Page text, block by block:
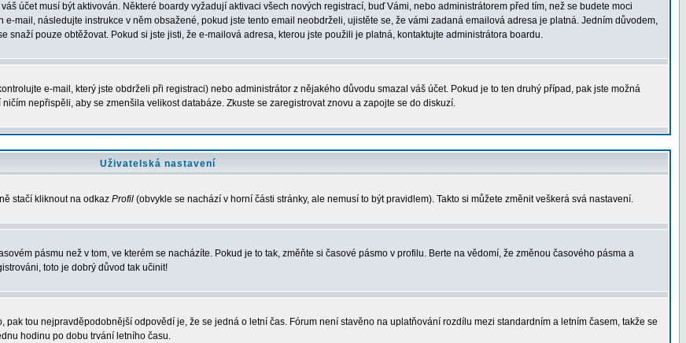
účet musí být aktivován. Některé boardy vyžadují aktivaci všech nových registrací, buď Vámi, nebo administrátorem před tím, než se budete moci
mail, následujte instrukce v něm obsažené, pokud jste tento email neobdrželi, ujistěte se, že vámi zadaná emailová adresa je platná. Jedním důvodem,
snaží pouze obtěžovat. Pokud si jste jisti, že e-mailová adresa, kterou jste použili je platná, kontaktujte administrátora boardu.
e-mail, který jste obdrželi při registraci) nebo administrátor z nějakého důvodu smazal váš účet. Pokud je to ten druhý případ, pak jste možná
nepřispěli, aby se zmenšila velikost databáze. Zkuste se zaregistrovat znovu a zapojte se do diskuzí.
Uživatelská nastavení
stačí kliknout na odkaz Profil (obvykle se nachází v horní části stránky, ale nemusí to být pravidlem). Takto si můžete změnit veškerá svá nastavení.
pásmu než v tom, ve kterém se nacházíte. Pokud je to tak, změňte si časové pásmo v profilu. Berte na vědomí, že změnou časového pásma a
toto je dobrý důvod tak učinit!
tou nejpravděpodobnější odpovědí je, že se jedná o letní čas. Fórum není stavěno na uplatňování rozdílu mezi standardním a letním časem, takže se
hodinu po dobu trvání letního času.